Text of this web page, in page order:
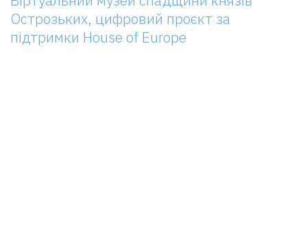
Острозьких, цифровий проєкт за
підтримки House of Europe